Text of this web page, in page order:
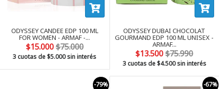
ODYSSEY CANDEE EDP 100 ML
FOR WOMEN - ARMAF -...
$15.000$75.000
3 cuotas de$5.000sin interés
ODYSSEY DUBAI CHOCOLAT
GOURMAND EDP 100 ML UNISEX -
ARMAF...
$13.500$75.990
3 cuotas de$4.500sin interés
-79% -67%